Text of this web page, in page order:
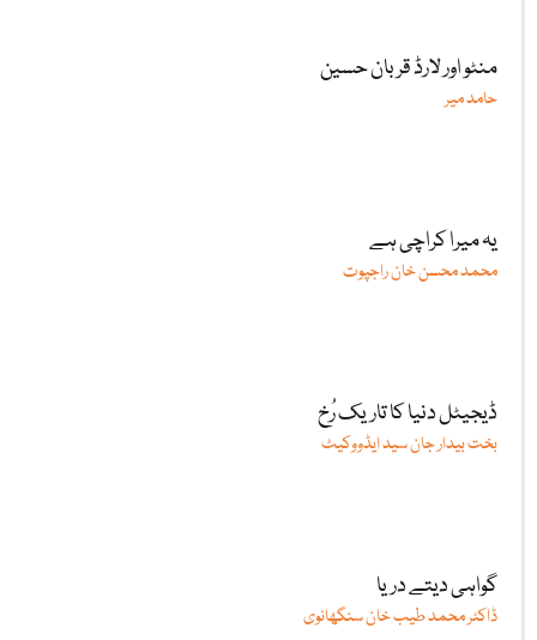
منٹو اور لارڈ قربان حسین
حامد میر
یہ میرا کراچی ہے
محمد محسن خان راجپوت
ڈیجیٹل دنیا کا تاریک رُخ
بخت بیدار جان سید ایڈووکیٹ
گواہی دیتے دریا
ڈاکٹر محمد طیب خان سنگھانوی